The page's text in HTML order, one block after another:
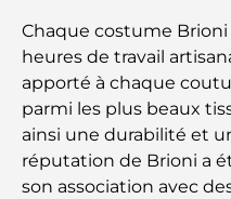
Business Bay, à Dubaï.
Hôpitaux publics à
complets pour tous
Lamborghini les
liste ultime des
Chaque costume
heures de travail
apporté à chaque
parmi les plus beaux
ainsi une durabilité et
réputation de Brioni a
son association avec